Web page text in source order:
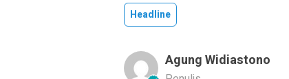
Headline
Agung Widiastono